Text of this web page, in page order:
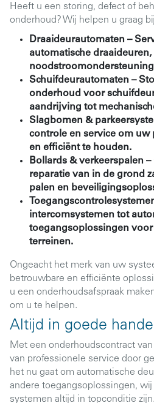
Heeft u een storing, defect of
onderhoud? Wij helpen u graag
Draaideurautomaten –
automatische
Schuifdeurautomaten –
onderhoud voor
aandrijving tot
Slagbomen &
controle en service om uw
en efficiënt te houden.
Bollards & verkeerspalen –
reparatie van in de grond
palen en
intercomsystemen tot
toegangsoplossingen
terreinen.
Ongeacht het merk van uw
betrouwbare en efficiënte
u een onderhoudsafspraak
om u te helpen.
Altijd in goede
Met een onderhoudscontract
van professionele service door
het nu gaat om automatische
andere toegangsoplossingen,
systemen altijd in topconditie zijn.